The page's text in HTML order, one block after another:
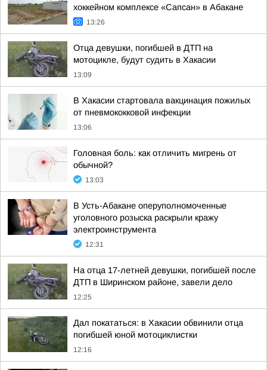
хоккейном комплексе «Сапсан» в Абакане
13:26
Отца девушки, погибшей в ДТП на
мотоцикле, будут судить в Хакасии
13:09
В Хакасии стартовала вакцинация пожилых
от пневмококковой инфекции
13:06
Головная боль: как отличить мигрень от
обычной?
13:03
В Усть-Абакане оперуполномоченные
уголовного розыска раскрыли кражу
электроинструмента
12:31
На отца 17-летней девушки, погибшей после
ДТП в Ширинском районе, завели дело
12:25
Дал покататься: в Хакасии обвинили отца
погибшей юной мотоциклистки
12:16